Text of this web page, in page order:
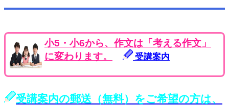
小5・小6から、作文は「考える作文」
に変わります。
受講案内
受講案内の郵送（無料）をご希望の方は、